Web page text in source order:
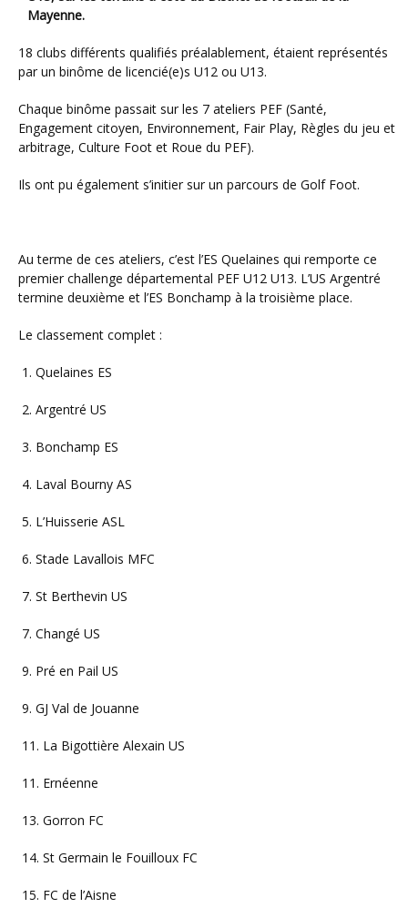
Mayenne.
18 clubs différents qualifiés préalablement, étaient représentés
par un binôme de licencié(e)s U12 ou U13.
Chaque binôme passait sur les 7 ateliers PEF (Santé,
Engagement citoyen, Environnement, Fair Play, Règles du jeu et
arbitrage, Culture Foot et Roue du PEF).
Ils ont pu également s’initier sur un parcours de Golf Foot.
Au terme de ces ateliers, c’est l’ES Quelaines qui remporte ce
premier challenge départemental PEF U12 U13. L’US Argentré
termine deuxième et l’ES Bonchamp à la troisième place.
Le classement complet :
1. Quelaines ES
2. Argentré US
3. Bonchamp ES
4. Laval Bourny AS
5. L’Huisserie ASL
6. Stade Lavallois MFC
7. St Berthevin US
7. Changé US
9. Pré en Pail US
9. GJ Val de Jouanne
11. La Bigottière Alexain US
11. Ernéenne
13. Gorron FC
14. St Germain le Fouilloux FC
15. FC de l’Aisne